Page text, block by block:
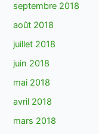
septembre 2018
août 2018
juillet 2018
juin 2018
mai 2018
avril 2018
mars 2018